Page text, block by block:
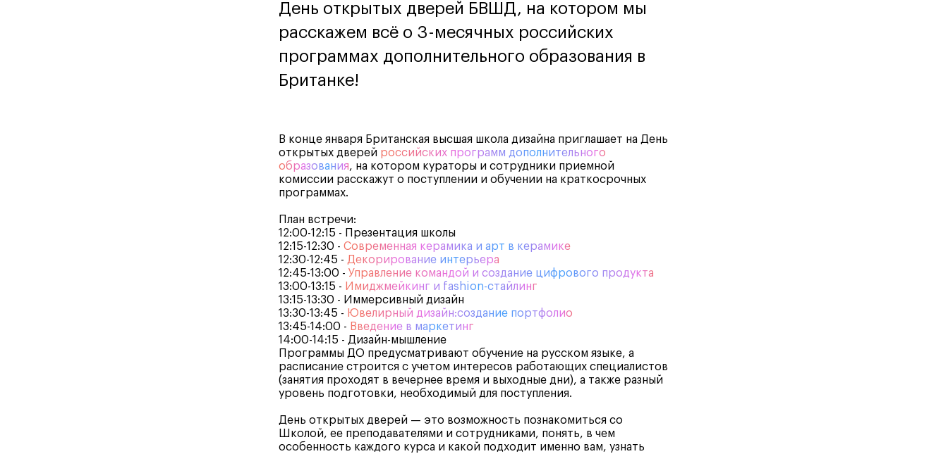
День открытых дверей БВШД, на котором мы
расскажем всё о 3-месячных российских
программах дополнительного образования в
Британке!
В конце января Британская высшая школа дизайна приглашает на День
открытых дверей российских программ дополнительного
образования, на котором кураторы и сотрудники приемной
комиссии расскажут о поступлении и обучении на краткосрочных
программах.
План встречи:
12:00-12:15 - Презентация школы
12:15-12:30 - Современная керамика и арт в керамике
12:30-12:45 - Декорирование интерьера
12:45-13:00 - Управление командой и создание цифрового продукта
13:00-13:15 - Имиджмейкинг и fashion-стайлинг
13:15-13:30 - Иммерсивный дизайн
13:30-13:45 - Ювелирный дизайн:создание портфолио
13:45-14:00 - Введение в маркетинг
14:00-14:15 - Дизайн-мышление
Программы ДО предусматривают обучение на русском языке, а
расписание строится с учетом интересов работающих специалистов
(занятия проходят в вечернее время и выходные дни), а также разный
уровень подготовки, необходимый для поступления.
День открытых дверей — это возможность познакомиться со
Школой, ее преподавателями и сотрудниками, понять, в чем
особенность каждого курса и какой подходит именно вам, узнать